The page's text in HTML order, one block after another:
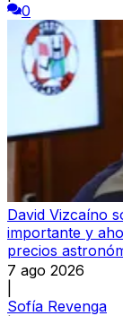
0
David Vizcaíno
importante y
precios
7 ago 2026
Sofía Revenga